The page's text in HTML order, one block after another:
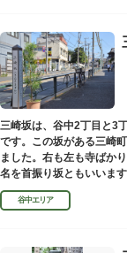
三崎坂は、谷中2丁目と3
です。この坂がある三崎
ました。右も左も寺ばか
名を首振り坂ともいいま
す。
谷中エリア